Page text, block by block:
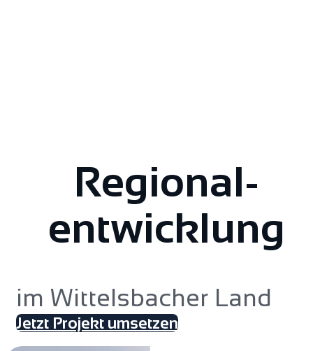
Regional­
entwicklung
im Wittelsbacher Land
Jetzt Projekt umsetzen